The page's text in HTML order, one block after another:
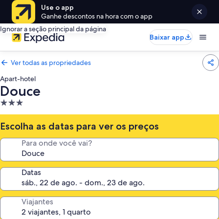
Use o app
Ganhe descontos na hora com o app
Ignorar a seção principal da página
Baixar app
Ver todas as propriedades
Apart-hotel
Douce
Propriedade
3.0
estrelas
Escolha as datas para ver os preços
Para onde você vai?
Datas
Viajantes